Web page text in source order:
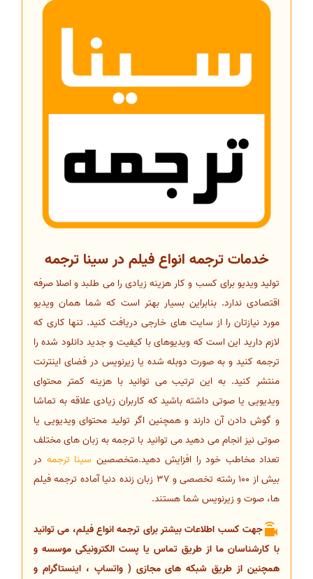
خدمات ترجمه انواع فیلم در سینا ترجمه
تولید ویدیو برای کسب و کار هزینه زیادی را می طلبد و اصلا صرفه
اقتصادی ندارد. بنابراین بسیار بهتر است که شما همان ویدیو
مورد نیازتان را از سایت های خارجی دریافت کنید. تنها کاری که
لازم دارید این است که ویدیوهای با کیفیت و جدید دانلود شده را
ترجمه کنید و به صورت دوبله شده یا زیرنویس در فضای اینترنت
منتشر کنید. به این ترتیب می توانید با هزینه کمتر محتوای
ویدیویی یا صوتی داشته باشید که کاربران زیادی علاقه به تماشا
و گوش دادن آن دارند و همچنین اگر تولید محتوای ویدیویی یا
صوتی نیز انجام می دهید می توانید با ترجمه به زبان های مختلف
تعداد مخاطب خود را افزایش دهید.متخصصین سینا ترجمه در
بیش از 100 رشته تخصصی و 37 زبان زنده دنیا آماده ترجمه فیلم
ها، صوت و زیرنویس شما هستند.
جهت کسب اطلاعات بیشتر برای ترجمه انواع فیلم، می توانید
با کارشناسان ما از طریق تماس یا پست الکترونیکی موسسه و
همچنین از طریق شبکه های مجازی ( واتساپ ، اینستاگرام و